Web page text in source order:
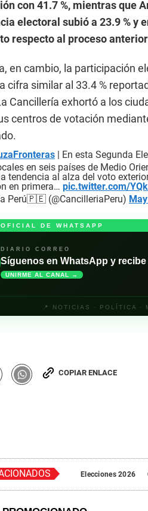
con 41.7 %, mientras que
electoral subió a 23.9 % y
respecto al proceso anterior
en cambio, la participación
cifra similar al 33.4 %
Cancillería exhortó a los
centros de votación
| En esta Segunda
en seis países de Medio
tendencia al alza del voto
en primera… pic.twitter.com/
Perú🇵🇪 (@CancilleriaPeru)
DE WHATSAPP
DIARIO CORREO
Síguenos en WhatsApp y
UNIRME AL CANAL →
📍 NOTICIAS · POLÍTICA ·
COPIAR ENLACE
Elecciones 2026